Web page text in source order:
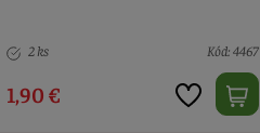
2 ks Kód: 4467
1,90 €